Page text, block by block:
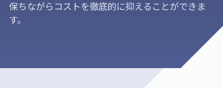
保ちながらコストを徹底的に抑えることができま
す。